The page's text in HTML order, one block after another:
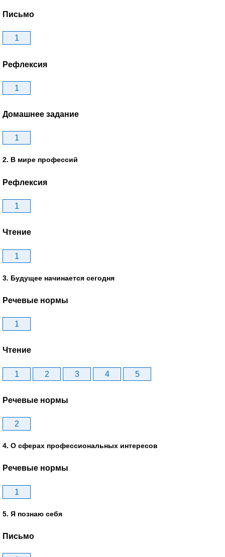
Письмо
1
Рефлексия
1
Домашнее задание
1
2. В мире профессий
Рефлексия
1
Чтение
1
3. Будущее начинается сегодня
Речевые нормы
1
Чтение
1 2 3 4 5
Речевые нормы
2
4. О сферах профессиональных интересов
Речевые нормы
1
5. Я познаю себя
Письмо